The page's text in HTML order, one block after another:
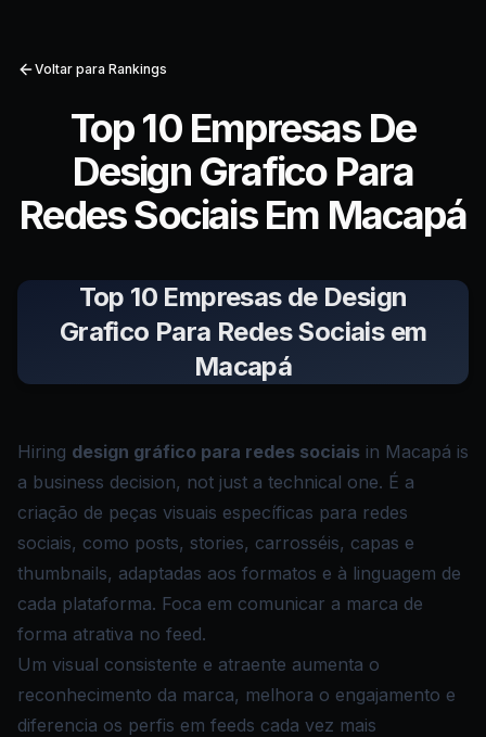
Voltar para Rankings
Top 10 Empresas De
Design Grafico Para
Redes Sociais Em Macapá
Top 10 Empresas de Design
Grafico Para Redes Sociais em
Macapá
Hiring design gráfico para redes sociais in Macapá is
a business decision, not just a technical one. É a
criação de peças visuais específicas para redes
sociais, como posts, stories, carrosséis, capas e
thumbnails, adaptadas aos formatos e à linguagem de
cada plataforma. Foca em comunicar a marca de
forma atrativa no feed.
Um visual consistente e atraente aumenta o
reconhecimento da marca, melhora o engajamento e
diferencia os perfis em feeds cada vez mais